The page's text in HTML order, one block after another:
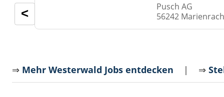
Pusch AG
56242
<
⇒ Mehr Westerwald Jobs entdecken | ⇒